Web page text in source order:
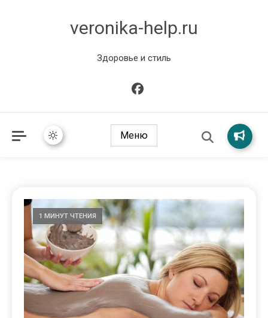
veronika-help.ru
Здоровье и стиль
Меню
1 МИНУТ ЧТЕНИЯ